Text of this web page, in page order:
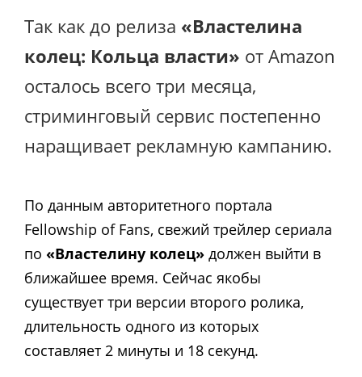
Так как до релиза «Властелина
колец: Кольца власти» от Amazon
осталось всего три месяца,
стриминговый сервис постепенно
наращивает рекламную кампанию.
По данным авторитетного портала
Fellowship of Fans, свежий трейлер сериала
по «Властелину колец» должен выйти в
ближайшее время. Сейчас якобы
существует три версии второго ролика,
длительность одного из которых
составляет 2 минуты и 18 секунд.